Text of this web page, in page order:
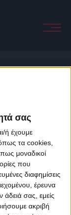
σας
ή έχουμε
τα cookies,
μοναδικοί
που
διαφημίσεις
έρευνα
άδειά σας, εμείς
ακριβή
Privacy Policy
Alexandrou